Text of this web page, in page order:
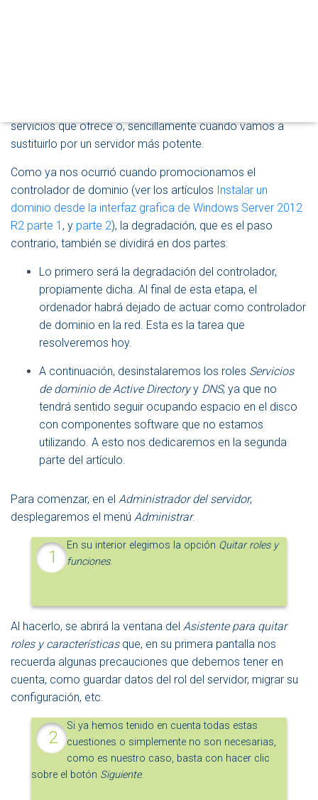
N
servicios que ofrece o, sencillamente cuando vamos a
sustituirlo por un servidor más potente.
Como ya nos ocurrió cuando promocionamos el
controlador de dominio (ver los artículos Instalar un
dominio desde la interfaz grafica de Windows Server 2012
R2 parte 1 , y parte 2), la degradación, que es el paso
contrario, también se dividirá en dos partes:
Lo primero será la degradación del controlador,
propiamente dicha. Al final de esta etapa, el
ordenador habrá dejado de actuar como controlador
de dominio en la red. Esta es la tarea que
resolveremos hoy.
A continuación, desinstalaremos los roles Servicios
de dominio de Active Directoryy DNS, ya que no
tendrá sentido seguir ocupando espacio en el disco
con componentes software que no estamos
utilizando. A esto nos dedicaremos en la segunda
parte del artículo.
Para comenzar, en el Administrador del servidor,
desplegaremos el menú Administrar.
En su interior elegimos la opción Quitar roles y
funciones.
Al hacerlo, se abrirá la ventana del Asistente para quitar
roles y característicasque, en su primera pantalla nos
recuerda algunas precauciones que debemos tener en
cuenta, como guardar datos del rol del servidor, migrar su
configuración, etc.
Si ya hemos tenido en cuenta todas estas
cuestiones o simplemente no son necesarias,
como es nuestro caso, basta con hacer clic
sobre el botón Siguiente.